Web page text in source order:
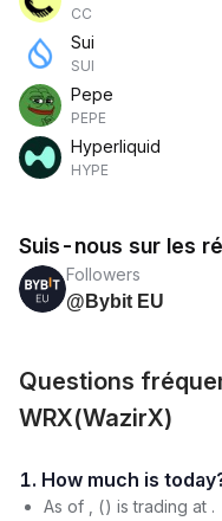
CC
Sui
SUI
Pepe
PEPE
Hyperliquid
HYPE
Suis-nous sur les
Followers
@Bybit EU
Questions
WRX(WazirX)
1. How much is
As of , () is trading at .